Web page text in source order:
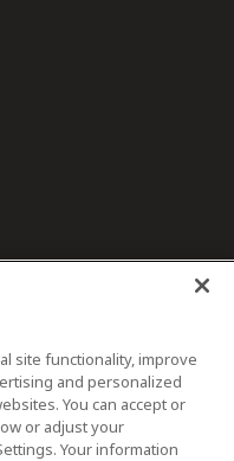
site functionality, improve
and personalized
You can accept or
or adjust your
Your information